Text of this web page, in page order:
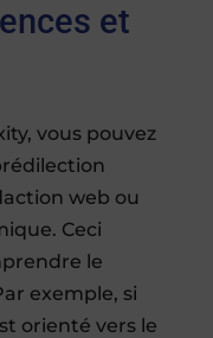
et
vous pouvez
web ou
Ceci
le
exemple, si
orienté vers le